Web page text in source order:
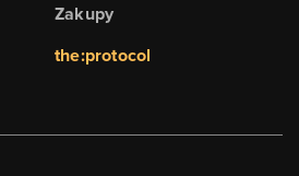
Zakupy
the:protocol